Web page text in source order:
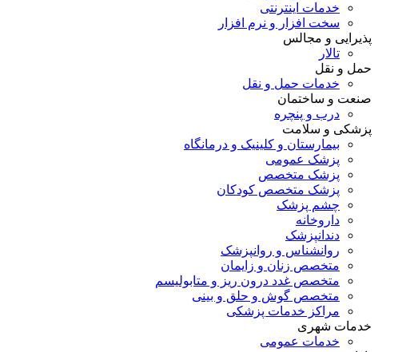
خدمات اینترنتی
سخت افزار و نرم افزار
پذیرایی و مجالس
تالار
حمل و نقل
خدمات حمل و نقل
صنعت و ساختمان
درب و پنچره
پزشکی و سلامت
بیمارستان و کلینیک و درمانگاه
پزشک عمومی
پزشک متخصص
پزشک متخصص کودکان
چشم پزشک
داروخانه
دندانپزشک
روانشناس و روانپزشک
متخصص زنان و زایمان
متخصص غدد درون ریز و متابولیسم
متخصص گوش و حلق و بینی
مراکز خدمات پزشکی
خدمات شهری
خدمات عمومی